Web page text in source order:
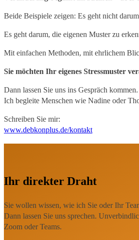
Beide Beispiele zeigen: Es geht nicht
Es geht darum, die eigenen Muster zu
Mit einfachen Methoden, mit ehrlichem
Sie möchten Ihr eigenes Stressmuster
Dann lassen Sie uns ins Gespräch kommen.
Ich begleite Menschen wie Nadine oder
Schreiben Sie mir:
www.debkonplus.de/kontakt
Ihr direkter Draht
Sie wollen wissen, wie ich Sie oder Ihr
Dann lassen Sie uns sprechen.
Zoom oder Teams.